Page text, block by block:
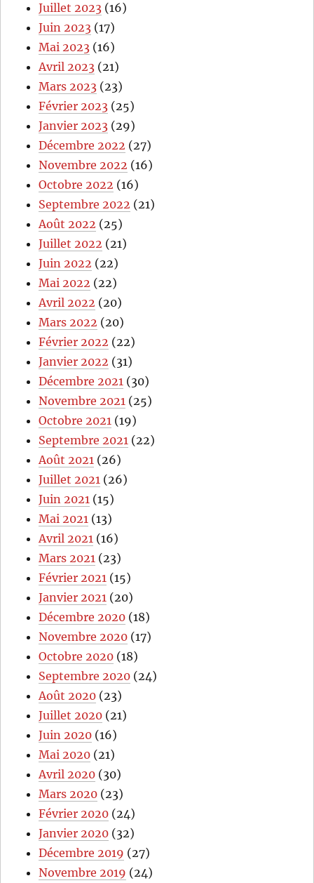
Juillet 2023 (16)
Juin 2023 (17)
Mai 2023 (16)
Avril 2023 (21)
Mars 2023 (23)
Février 2023 (25)
Janvier 2023 (29)
Décembre 2022 (27)
Novembre 2022 (16)
Octobre 2022 (16)
Septembre 2022 (21)
Août 2022 (25)
Juillet 2022 (21)
Juin 2022 (22)
Mai 2022 (22)
Avril 2022 (20)
Mars 2022 (20)
Février 2022 (22)
Janvier 2022 (31)
Décembre 2021 (30)
Novembre 2021 (25)
Octobre 2021 (19)
Septembre 2021 (22)
Août 2021 (26)
Juillet 2021 (26)
Juin 2021 (15)
Mai 2021 (13)
Avril 2021 (16)
Mars 2021 (23)
Février 2021 (15)
Janvier 2021 (20)
Décembre 2020 (18)
Novembre 2020 (17)
Octobre 2020 (18)
Septembre 2020 (24)
Août 2020 (23)
Juillet 2020 (21)
Juin 2020 (16)
Mai 2020 (21)
Avril 2020 (30)
Mars 2020 (23)
Février 2020 (24)
Janvier 2020 (32)
Décembre 2019 (27)
Novembre 2019 (24)